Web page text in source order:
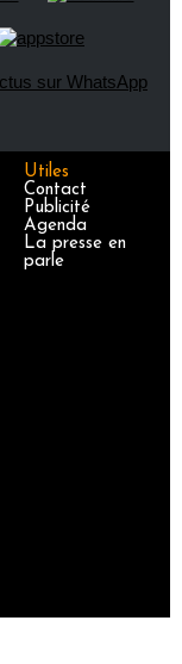
Utiles
Contact
Publicité
Agenda
La presse en
parle